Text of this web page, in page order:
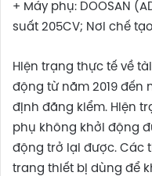
+ Máy phụ: DOOSAN
suất 205CV; Nơi chế
Hiện trạng thực tế về
động từ năm 2019 đến
định đăng kiểm. Hiện
phụ không khởi động
động trở lại được. Các
trang thiết bị dùng để